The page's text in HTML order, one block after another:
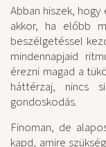
Abban hiszek,
akkor, ha előbb
beszélgetéssel
mindennapjaid
érezni magad a
háttérzaj, nincs
gondoskodás.
Finoman, de
kapd, amire